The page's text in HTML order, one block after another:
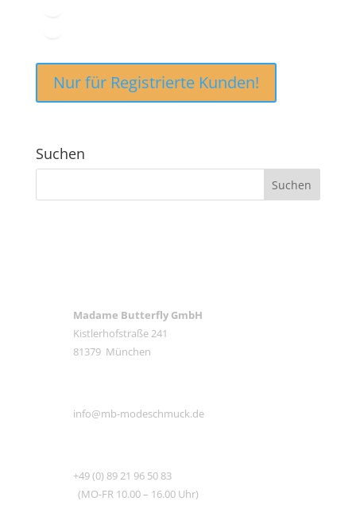
Nur für Registrierte Kunden!
Suchen
Madame Butterfly GmbH
Kistlerhofstraße 241
81379 München
info@mb-modeschmuck.de
+49 (0) 89 21 96 50 83
(MO-FR 10.00 – 16.00 Uhr)